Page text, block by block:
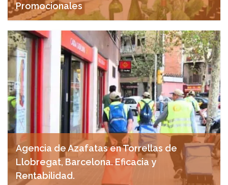
Promocionales
noviembre 18, 2024
Agencia de Azafatas en Torrellas de
Llobregat, Barcelona. Eficacia y
Rentabilidad.